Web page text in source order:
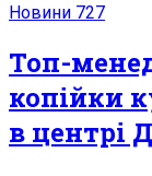
Новини 727
Топ-
копійки
в центрі